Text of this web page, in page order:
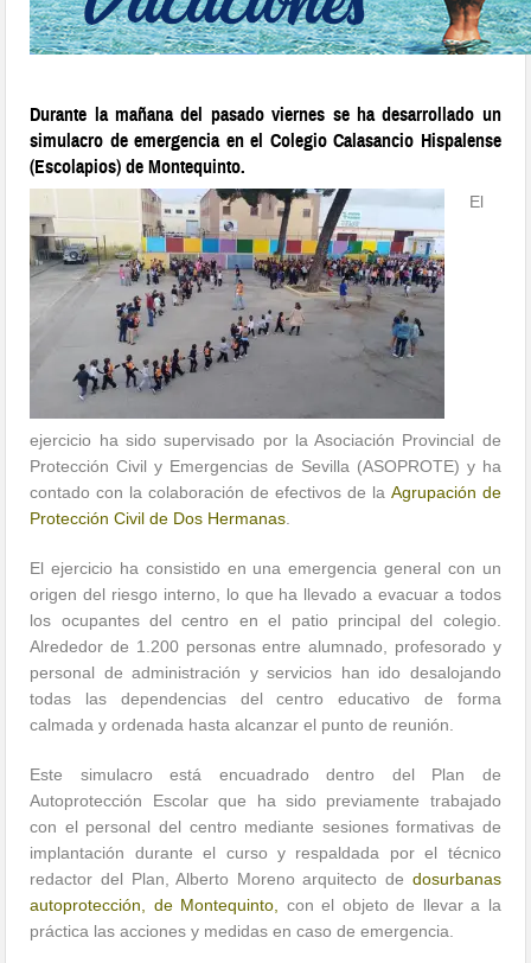
Durante la mañana del pasado viernes se ha desarrollado un
simulacro de emergencia en el Colegio Calasancio Hispalense
(Escolapios) de Montequinto.
El
ejercicio ha sido supervisado por la Asociación Provincial de
Protección Civil y Emergencias de Sevilla (ASOPROTE) y ha
contado con la colaboración de efectivos de la Agrupación de
Protección Civil de Dos Hermanas
El ejercicio ha consistido en una emergencia general con un
origen del riesgo interno, lo que ha llevado a evacuar a todos
los ocupantes del centro en el patio principal del colegio.
Alrededor de 1.200 personas entre alumnado, profesorado y
personal de administración y servicios han ido desalojando
todas las dependencias del centro educativo de forma
calmada y ordenada hasta alcanzar el punto de reunión.
Este simulacro está encuadrado dentro del Plan de
Autoprotección Escolar que ha sido previamente trabajado
con el personal del centro mediante sesiones formativas de
implantación durante el curso y respaldada por el técnico
redactor del Plan, Alberto Moreno arquitecto de dosurbanas
autoprotección, de Montequinto,
con el objeto de llevar a la
práctica las acciones y medidas en caso de emergencia.